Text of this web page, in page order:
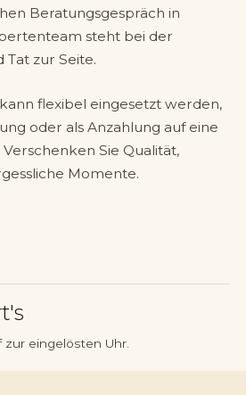
Beratungsgespräch in
steht bei der
Tat zur Seite.
flexibel eingesetzt werden,
oder als Anzahlung auf eine
Sie Qualität,
Momente.
eingelösten Uhr.